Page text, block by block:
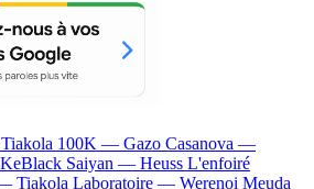
100K — Gazo Casanova —
KeBlack Saiyan — Heuss L'enfoiré
Tiakola Laboratoire — Werenoi Meuda